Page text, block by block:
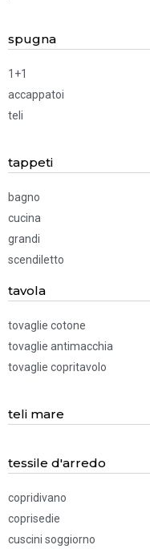
spugna
1+1
accappatoi
teli
tappeti
bagno
cucina
grandi
scendiletto
tavola
tovaglie cotone
tovaglie antimacchia
tovaglie copritavolo
teli mare
tessile d'arredo
copridivano
coprisedie
cuscini soggiorno